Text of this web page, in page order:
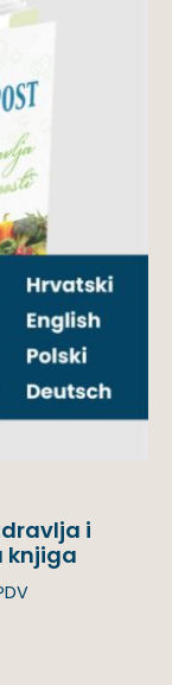
i
knjiga